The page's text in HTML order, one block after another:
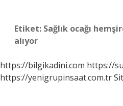
Etiket: Sağlık ocağı
alıyor
https://bilgikadini.com https://
https://yenigrupinsaat.com.tr